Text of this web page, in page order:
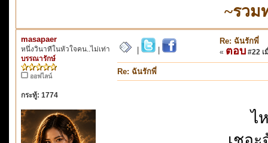
~รวม
masapaer
หนึ่งวินาทีในหัวใจคน..ไม่เท่า
บรรณารักษ์
ออฟไลน์
กระทู้: 1774
Re: ฉันรักพี่
« ตอบ #22 เ
Re: ฉันรักพี่
ไ